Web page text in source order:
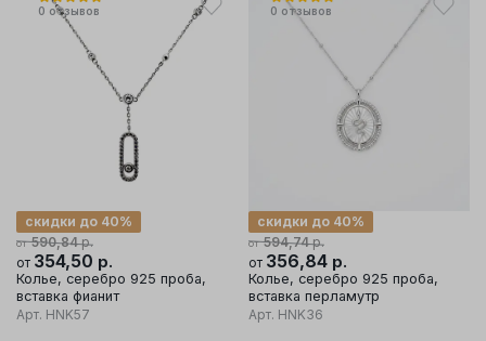
0 отзывов
от 590,84р.
скидки до 40%
от 354,50 р.
Колье, серебро 925 проба,
вставка фианит
Арт. HNK57
0 отзывов
от 594,74р.
скидки до 40%
от 356,84 р.
Колье, серебро 925 проба,
вставка перламутр
Арт. HNK36